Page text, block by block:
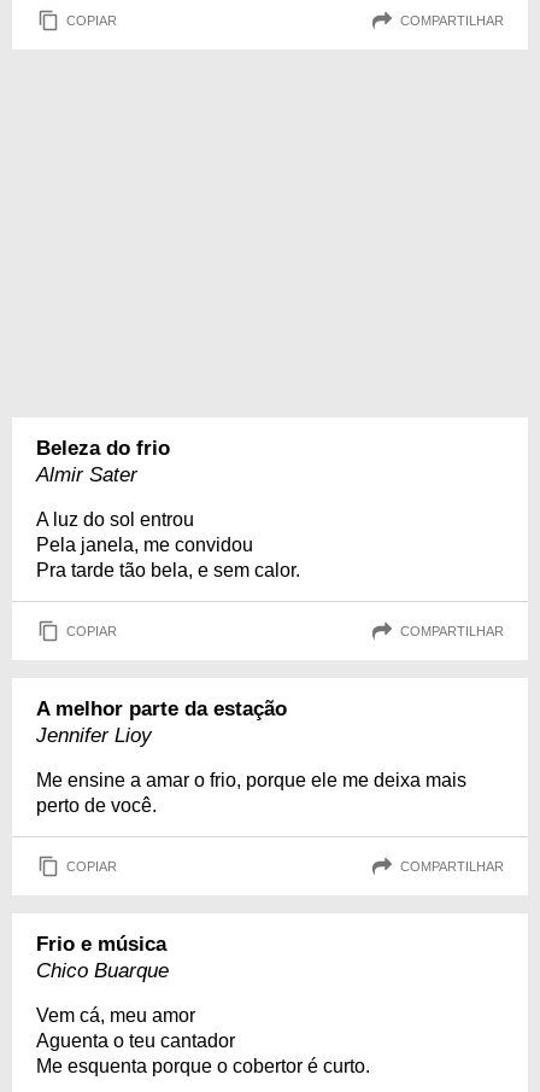
COPIAR COMPARTILHAR
Beleza do frio
Almir Sater
A luz do sol entrou
Pela janela, me convidou
Pra tarde tão bela, e sem calor.
COPIAR COMPARTILHAR
A melhor parte da estação
Jennifer Lioy
Me ensine a amar o frio, porque ele me deixa mais
perto de você.
COPIAR COMPARTILHAR
Frio e música
Chico Buarque
Vem cá, meu amor
Aguenta o teu cantador
Me esquenta porque o cobertor é curto.